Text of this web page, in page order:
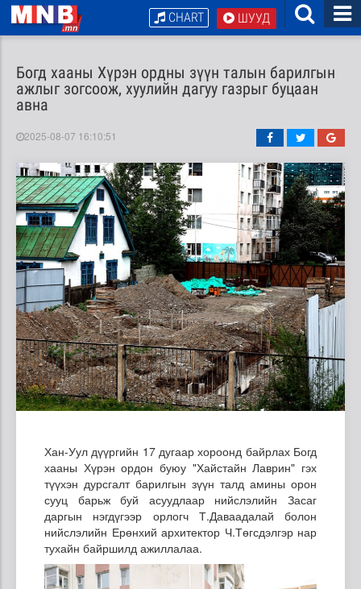
ШУУД
CHART
Богд хааны Хүрэн ордны зүүн талын барилгын
ажлыг зогсоож, хуулийн дагуу газрыг буцаан
авна
2025-08-07 16:10:51
Хан-Уул дүүргийн 17 дугаар хороонд байрлах Богд
хааны Хүрэн ордон буюу "Хайстайн Лаврин" гэх
түүхэн дурсгалт барилгын зүүн талд амины орон
сууц барьж буй асуудлаар нийслэлийн Засаг
даргын нэгдүгээр орлогч Т.Даваадалай болон
нийслэлийн Ерөнхий архитектор Ч.Төгсдэлгэр нар
тухайн байршилд ажиллалаа.